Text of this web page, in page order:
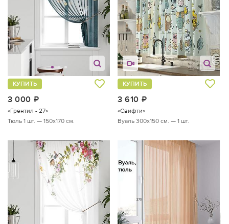
3 000
КУПИТЬ
«Грентил - 27»
Тюль 1 шт. — 150х170 см.
3 610
КУПИТЬ
«Свифти»
Вуаль 300х150 см. — 1 шт.